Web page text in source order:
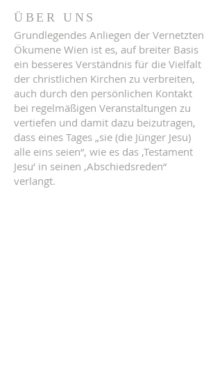
ÜBER UNS
Grundlegendes Anliegen der Vernetzten
Ökumene Wien ist es, auf breiter Basis
ein besseres Verständnis für die Vielfalt
der christlichen Kirchen zu verbreiten,
auch durch den persönlichen Kontakt
bei regelmäßigen Veranstaltungen zu
vertiefen und damit dazu beizutragen,
dass eines Tages „sie (die Jünger Jesu)
alle eins seien“, wie es das ‚Testament
Jesu‘ in seinen ‚Abschiedsreden“
verlangt.